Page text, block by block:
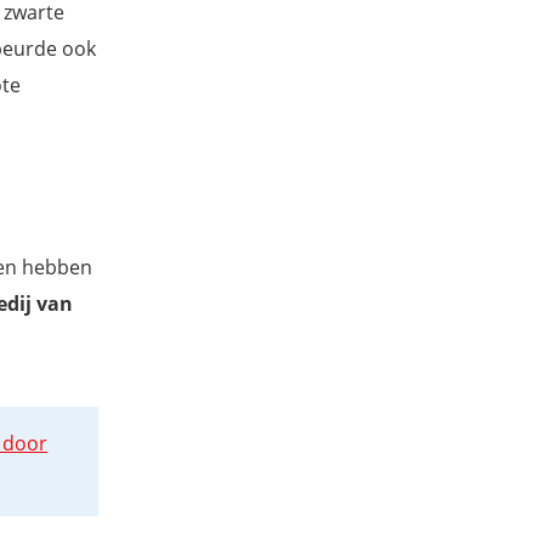
ook
hebben
van